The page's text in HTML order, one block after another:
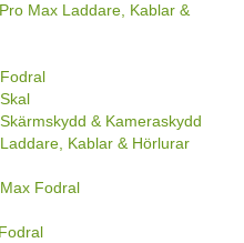
Max Laddare, Kablar &
& Kameraskydd
Kablar & Hörlurar
Fodral